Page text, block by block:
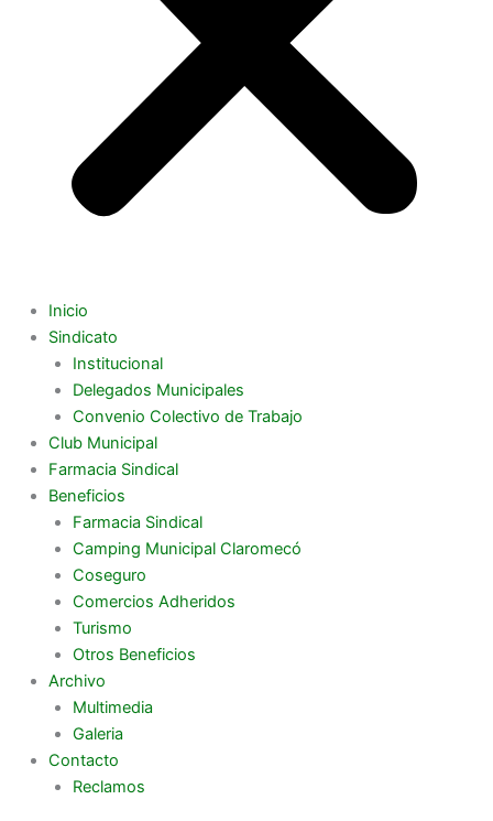
Inicio
Sindicato
Institucional
Delegados Municipales
Convenio Colectivo de Trabajo
Club Municipal
Farmacia Sindical
Beneficios
Farmacia Sindical
Camping Municipal Claromecó
Coseguro
Comercios Adheridos
Turismo
Otros Beneficios
Archivo
Multimedia
Galeria
Contacto
Reclamos